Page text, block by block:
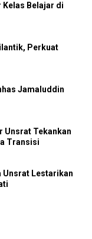
Kelas Belajar di
Perkuat
Jamaluddin
Unsrat Tekankan
Transisi
Unsrat Lestarikan